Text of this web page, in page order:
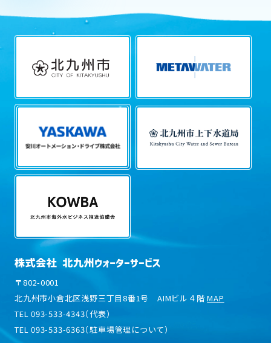
〒802-0001
北九州市小倉北区浅野三丁目8番1号 AIMビル４階MAP
TEL 093-533-4343（代表）
TEL 093-533-6363（駐車場管理について）